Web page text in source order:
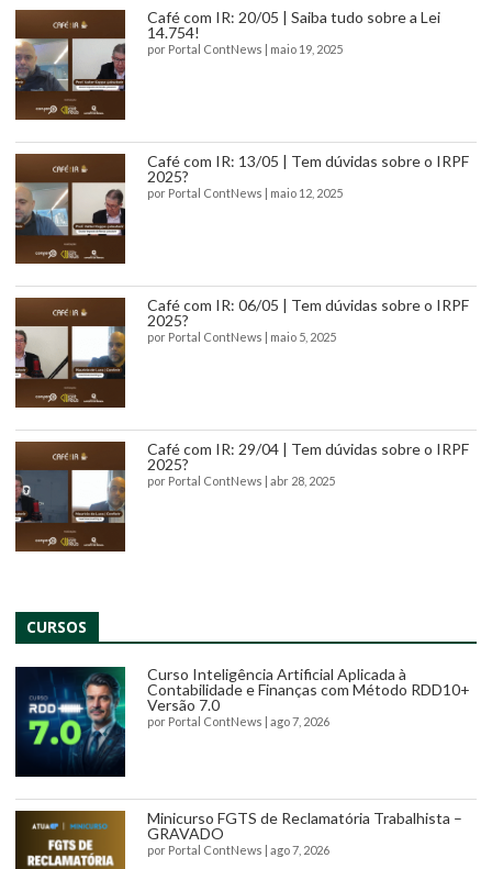
Café com IR: 20/05 | Saiba tudo sobre a Lei
14.754!
por Portal ContNews | maio 19, 2025
Café com IR: 13/05 | Tem dúvidas sobre o IRPF
2025?
por Portal ContNews | maio 12, 2025
Café com IR: 06/05 | Tem dúvidas sobre o IRPF
2025?
por Portal ContNews | maio 5, 2025
Café com IR: 29/04 | Tem dúvidas sobre o IRPF
2025?
por Portal ContNews | abr 28, 2025
CURSOS
Curso Inteligência Artificial Aplicada à
Contabilidade e Finanças com Método RDD10+
Versão 7.0
por Portal ContNews | ago 7, 2026
Minicurso FGTS de Reclamatória Trabalhista –
GRAVADO
por Portal ContNews | ago 7, 2026